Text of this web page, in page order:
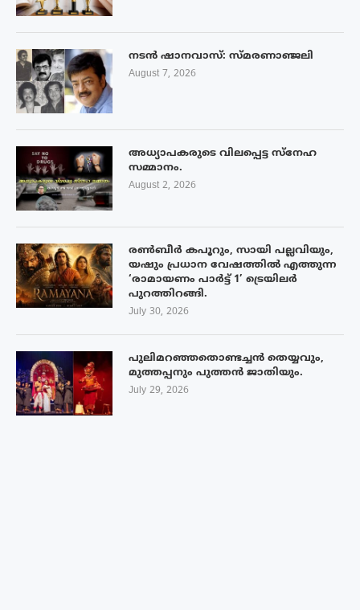
നടൻ ഷാനവാസ്: സ്മരണാഞ്ജലി
August 7, 2026
അധ്യാപകരുടെ വിലപ്പെട്ട സ്നേഹ
സമ്മാനം.
August 2, 2026
രൺബീർ കപൂറും, സായി പല്ലവിയും,
യഷും പ്രധാന വേഷത്തിൽ എത്തുന്ന
‘രാമായണം പാർട്ട് 1’ ട്രെയിലർ
പുറത്തിറങ്ങി.
July 30, 2026
പുലിമറഞ്ഞതൊണ്ടച്ചൻ തെയ്യവും,
മുത്തപ്പനും പുത്തൻ ജാതിയും.
July 29, 2026